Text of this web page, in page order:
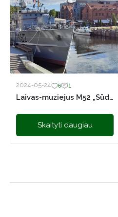
2024-05-24 6 1
Laivas-muziejus M52 „Sūduvis“
Skaityti daugiau